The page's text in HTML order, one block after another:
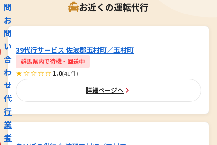
問
お
問
い
合
わ
せ
代
行
業
者
お近くの運転代行
39代行サービス 佐波郡玉村町／玉村町
群馬県内で待機・回送中
★☆☆☆☆1.0(41件)
詳細ページへ